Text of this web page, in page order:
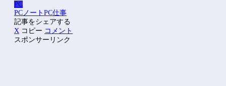
PC
PC ノートPC仕事
記事をシェアする
X コピー コメント
スポンサーリンク